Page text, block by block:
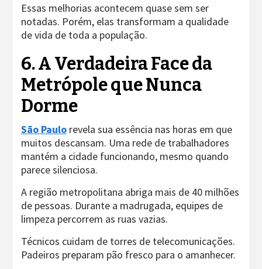
Essas melhorias acontecem quase sem ser
notadas. Porém, elas transformam a qualidade
de vida de toda a população.
6. A Verdadeira Face da
Metrópole que Nunca
Dorme
São Paulo revela sua essência nas horas em que
muitos descansam. Uma rede de trabalhadores
mantém a cidade funcionando, mesmo quando
parece silenciosa.
A região metropolitana abriga mais de 40 milhões
de pessoas. Durante a madrugada, equipes de
limpeza percorrem as ruas vazias.
Técnicos cuidam de torres de telecomunicações.
Padeiros preparam pão fresco para o amanhecer.